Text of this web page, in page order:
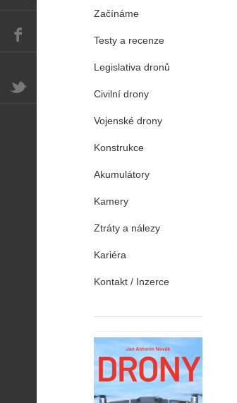
Začínáme
Testy a recenze
Legislativa dronů
Civilní drony
Vojenské drony
Konstrukce
Akumulátory
Kamery
Ztráty a nálezy
Kariéra
Kontakt / Inzerce